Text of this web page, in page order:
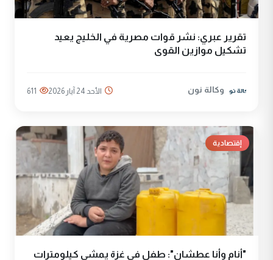
تقرير عبري: نشر قوات مصرية في الخليج يعيد
تشكيل موازين القوى
وكالة نون الأحد 24 آيار 2026 611
إقتصادية
"أنام وأنا عطشان": طفل في غزة يمشي كيلومترات